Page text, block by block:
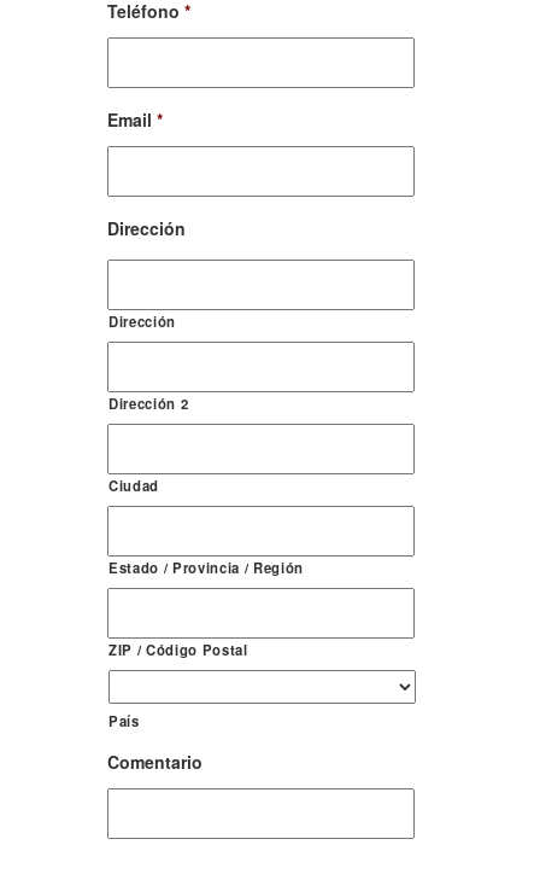
Teléfono *
Email *
Dirección
Dirección
Dirección 2
Ciudad
Estado / Provincia / Región
ZIP / Código Postal
País
Comentario